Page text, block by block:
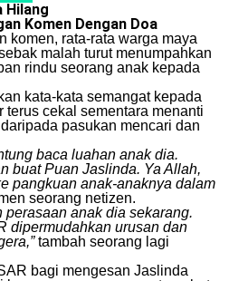
Hilang
Komen Dengan Doa
komen, rata-rata warga maya
malah turut menumpahkan
rindu seorang anak kepada
kata-kata semangat kepada
terus cekal sementara menanti
pasukan mencari dan
baca luahan anak dia.
buat Puan Jaslinda. Ya Allah,
pangkuan anak-anaknya dalam
seorang netizen.
perasaan anak dia sekarang.
dipermudahkan urusan dan
tambah seorang lagi
bagi mengesan Jaslinda